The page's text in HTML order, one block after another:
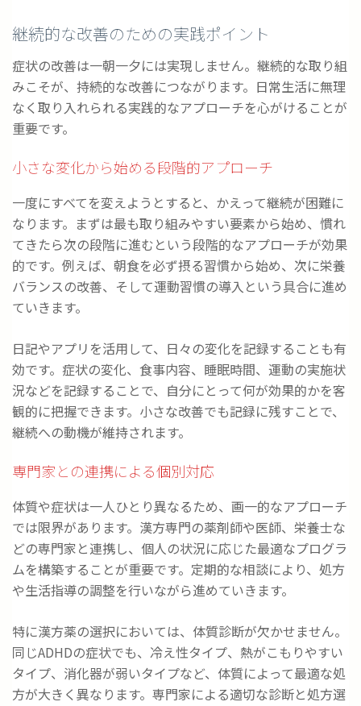
継続的な改善のための実践ポイント
症状の改善は一朝一夕には実現しません。継続的な取り組
みこそが、持続的な改善につながります。日常生活に無理
なく取り入れられる実践的なアプローチを心がけることが
重要です。
小さな変化から始める段階的アプローチ
一度にすべてを変えようとすると、かえって継続が困難に
なります。まずは最も取り組みやすい要素から始め、慣れ
てきたら次の段階に進むという段階的なアプローチが効果
的です。例えば、朝食を必ず摂る習慣から始め、次に栄養
バランスの改善、そして運動習慣の導入という具合に進め
ていきます。
日記やアプリを活用して、日々の変化を記録することも有
効です。症状の変化、食事内容、睡眠時間、運動の実施状
況などを記録することで、自分にとって何が効果的かを客
観的に把握できます。小さな改善でも記録に残すことで、
継続への動機が維持されます。
専門家との連携による個別対応
体質や症状は一人ひとり異なるため、画一的なアプローチ
では限界があります。漢方専門の薬剤師や医師、栄養士な
どの専門家と連携し、個人の状況に応じた最適なプログラ
ムを構築することが重要です。定期的な相談により、処方
や生活指導の調整を行いながら進めていきます。
特に漢方薬の選択においては、体質診断が欠かせません。
同じADHDの症状でも、冷え性タイプ、熱がこもりやすい
タイプ、消化器が弱いタイプなど、体質によって最適な処
方が大きく異なります。専門家による適切な診断と処方選